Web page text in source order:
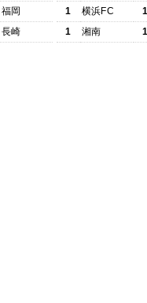
福岡
長崎
1
横浜FC
1
湘南